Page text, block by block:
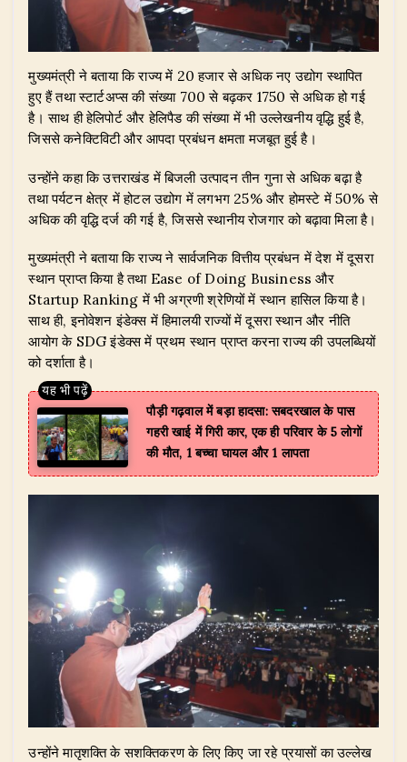
मुख्यमंत्री ने बताया कि राज्य में 20 हजार से अधिक नए उद्योग स्थापित
हुए हैं तथा स्टार्टअप्स की संख्या 700 से बढ़कर 1750 से अधिक हो गई
है। साथ ही हेलिपोर्ट और हेलिपैड की संख्या में भी उल्लेखनीय वृद्धि हुई है,
जिससे कनेक्टिविटी और आपदा प्रबंधन क्षमता मजबूत हुई है।
उन्होंने कहा कि उत्तराखंड में बिजली उत्पादन तीन गुना से अधिक बढ़ा है
तथा पर्यटन क्षेत्र में होटल उद्योग में लगभग 25% और होमस्टे में 50% से
अधिक की वृद्धि दर्ज की गई है, जिससे स्थानीय रोजगार को बढ़ावा मिला है।
मुख्यमंत्री ने बताया कि राज्य ने सार्वजनिक वित्तीय प्रबंधन में देश में दूसरा
स्थान प्राप्त किया है तथा Ease of Doing Business और
Startup Ranking में भी अग्रणी श्रेणियों में स्थान हासिल किया है।
साथ ही, इनोवेशन इंडेक्स में हिमालयी राज्यों में दूसरा स्थान और नीति
आयोग के SDG इंडेक्स में प्रथम स्थान प्राप्त करना राज्य की उपलब्धियों
को दर्शाता है।
पौड़ी गढ़वाल में बड़ा हादसा: सबदरखाल के पास
गहरी खाई में गिरी कार, एक ही परिवार के 5 लोगों
की मौत, 1 बच्चा घायल और 1 लापता
उन्होंने मातृशक्ति के सशक्तिकरण के लिए किए जा रहे प्रयासों का उल्लेख